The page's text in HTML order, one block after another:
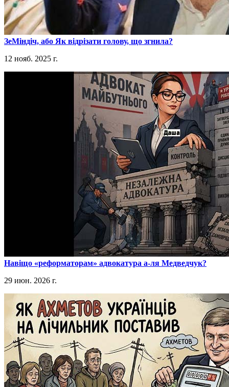
​ЗеМіндіч, або Як відрізати голову, що згнила?
12 нояб. 2025 г.
​Навіщо «реформаторам» адвокатура а-ля Медведчук?
29 июн. 2026 г.